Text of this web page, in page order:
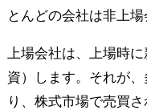
とんどの会社は非上場
上場会社は、上場時
資）します。それが
り、株式市場で売買